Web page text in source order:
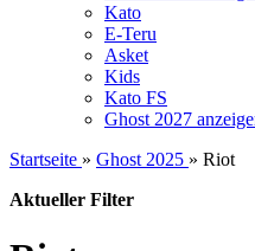
Kato
E-Teru
Asket
Kids
Kato FS
Ghost 2027
Startseite » Ghost 2025 » Riot
Aktueller Filter